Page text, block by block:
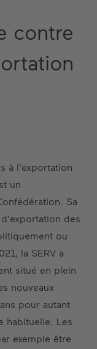
contre
à l'exportation
un
Sa
des
ou
la SERV a
situé en plein
nouveaux
pour autant
habituelle. Les
exemple être